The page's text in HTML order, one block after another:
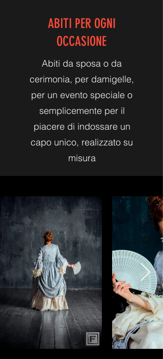
ABITI PER OGNI
OCCASIONE
Abiti da sposa o da
cerimonia, per damigelle,
per un evento speciale o
semplicemente per il
piacere di indossare un
capo unico, realizzato su
misura